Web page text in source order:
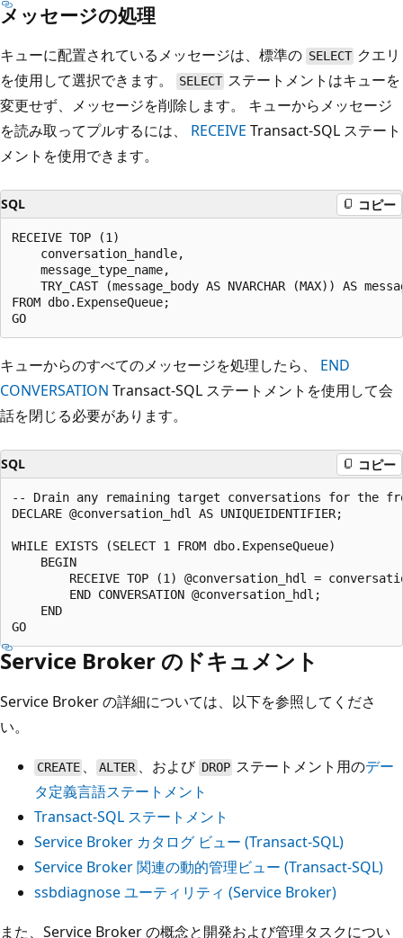
メッセージの処理
キューに配置されているメッセージは、標準の SELECT クエリ
を使用して選択できます。
SELECT ステートメントはキューを
変更せず、メッセージを削除します。 キューからメッセージ
を読み取ってプルするには、 RECEIVE Transact-SQL ステート
メントを使用できます。
SQL コピー
RECEIVE TOP (1)
    conversation_handle,
    message_type_name,
TRY_CAST (message_body AS NVARCHAR (MAX)) AS
FROM dbo.ExpenseQueue;
キューからのすべてのメッセージを処理したら、 END
CONVERSATION Transact-SQL ステートメントを使用して会
話を閉じる必要があります。
SQL コピー
-- Drain any remaining target conversations for the
DECLARE @conversation_hdl AS UNIQUEIDENTIFIER;
WHILE EXISTS (SELECT 1 FROM dbo.ExpenseQueue)
    BEGIN
RECEIVE TOP (1) @conversation_hdl =
        END CONVERSATION @conversation_hdl;
    END
Service Broker のドキュメント
Service Broker の詳細については、以下を参照してくださ
い。
CREATE 、ALTER、および DROP ステートメント用のデー
タ定義言語ステートメント
Transact-SQL ステートメント
Service Broker カタログ ビュー (Transact-SQL)
Service Broker 関連の動的管理ビュー (Transact-SQL)
ssbdiagnose ユーティリティ (Service Broker)
また、Service Broker の概念と開発および管理タスクについ